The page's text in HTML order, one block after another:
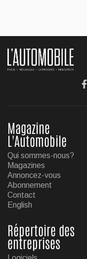
Magazine
L'Automobile
Qui sommes-nous?
Magazines
Annoncez-vous
Abonnement
Contact
English
Répertoire des
entreprises